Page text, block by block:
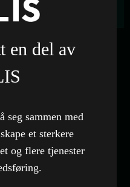
en del av
seg sammen med
et sterkere
og flere tjenester